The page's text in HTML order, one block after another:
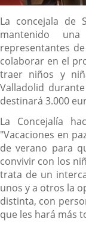
Descripción
La concejala de
mantenido
representantes
colaborar en el
traer niños y
Valladolid
destinará 3.000
La Concejalía
"Vacaciones en
de verano para
convivir con los
trata de un
unos y a otros la
distinta, con
que les hará más